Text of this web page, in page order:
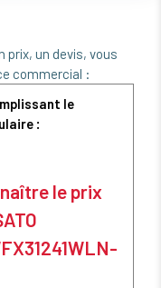
prix, un devis, vous
commercial :
le
:
le prix